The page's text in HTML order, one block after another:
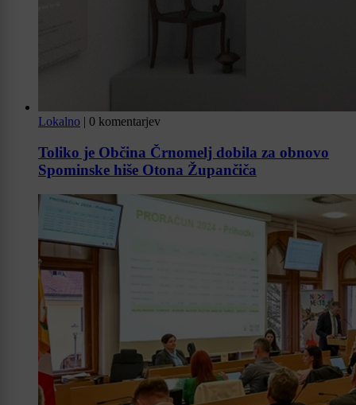
Lokalno | 0 komentarjev
Toliko je Občina Črnomelj dobila za obnovo
Spominske hiše Otona Župančiča